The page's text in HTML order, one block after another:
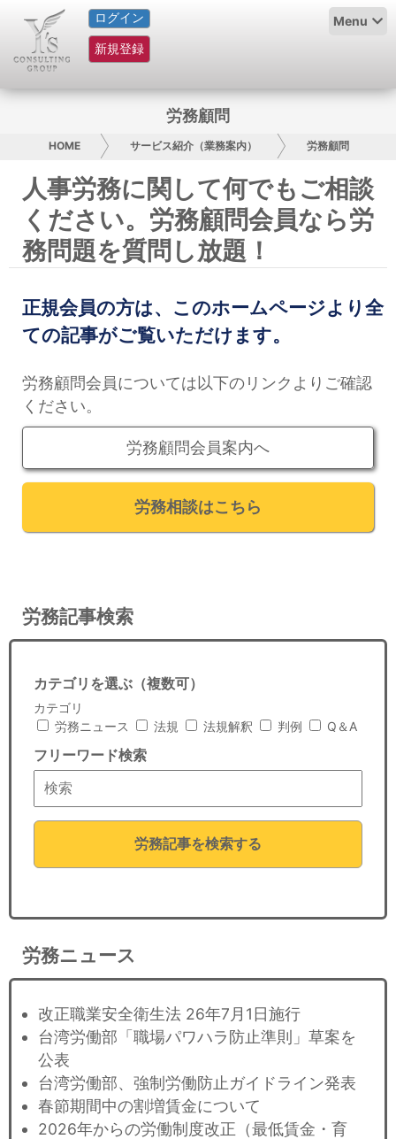
ログイン
新規登録
Menu
HOME
サービス紹介
グループ概要
採用情報
お問い合わせ
コンサルティング
セミナー
労務顧問
ＩＴ
労務顧問
HOME サービス紹介（業務案内） 労務顧問
人事労務に関して何でもご相談
ください。労務顧問会員なら労
務問題を質問し放題！
正規会員の方は、このホームページより全
ての記事がご覧いただけます。
労務顧問会員については以下のリンクよりご確認
ください。
労務顧問会員案内へ
労務相談はこちら
労務記事検索
カテゴリを選ぶ（複数可）
カテゴリ
労務ニュース
法規 法規解釈 判例 Q＆A
フリーワード検索
労務記事を検索する
労務ニュース
改正職業安全衛生法 26年7月1日施行
台湾労働部「職場パワハラ防止準則」草案を
公表
台湾労働部、強制労働防止ガイドライン発表
春節期間中の割増賃金について
2026年からの労働制度改正（最低賃金・育